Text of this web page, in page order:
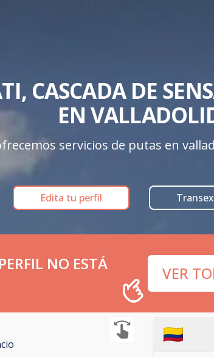
CASCADA DE
EN
servicios de putas en
Edita tu perfil
NO ESTÁ
VER